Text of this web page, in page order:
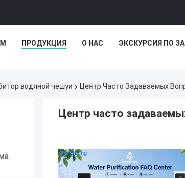
ПРОДУКЦИЯ О НАС ЭКСКУРСИЯ ПО
водяной чешуи Центр Часто Задаваемых
Центр часто